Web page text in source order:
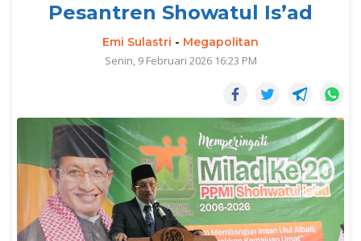
Pesantren Showatul Is’ad
Emi Sulastri - Megapolitan
Senin, 9 Februari 2026 16:23 PM